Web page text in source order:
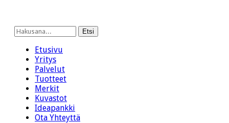
Etsi
Etusivu
Yritys
Palvelut
Tuotteet
Merkit
Kuvastot
Ideapankki
Ota Yhteyttä